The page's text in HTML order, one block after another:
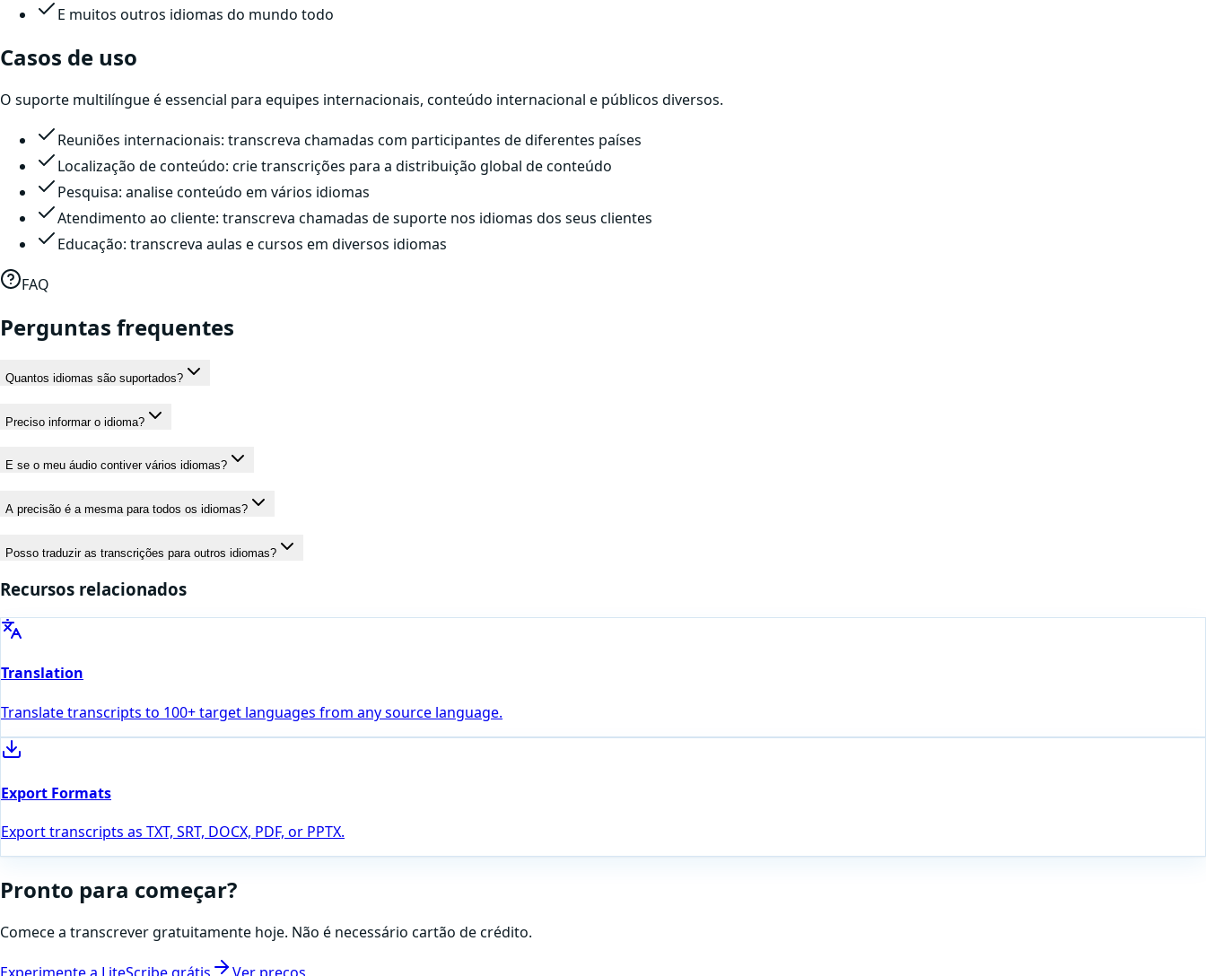
E muitos outros idiomas do mundo todo
Casos de uso
O suporte multilíngue é essencial para equipes internacionais, conteúdo internacional e públicos diversos.
Reuniões internacionais: transcreva chamadas com participantes de diferentes países
Localização de conteúdo: crie transcrições para a distribuição global de conteúdo
Pesquisa: analise conteúdo em vários idiomas
Atendimento ao cliente: transcreva chamadas de suporte nos idiomas dos seus clientes
Educação: transcreva aulas e cursos em diversos idiomas
FAQ
Perguntas frequentes
Quantos idiomas são suportados?
Preciso informar o idioma?
E se o meu áudio contiver vários idiomas?
A precisão é a mesma para todos os idiomas?
Posso traduzir as transcrições para outros idiomas?
Recursos relacionados
Translation
Translate transcripts to 100+ target languages from any source language.
Export Formats
Export transcripts as TXT, SRT, DOCX, PDF, or PPTX.
Pronto para começar?
Comece a transcrever gratuitamente hoje. Não é necessário cartão de crédito.